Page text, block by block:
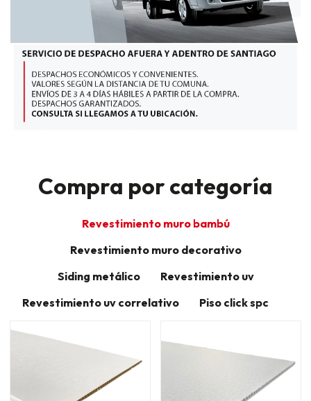
Compra por categoría
Revestimiento muro bambú
Revestimiento muro decorativo
Siding metálico
Revestimiento uv
Revestimiento uv correlativo
Piso click spc